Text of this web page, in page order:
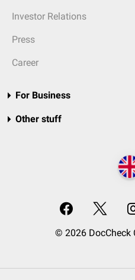
Investor Relations
Press
Career
For Business
Other stuff
© 2026 DocCheck